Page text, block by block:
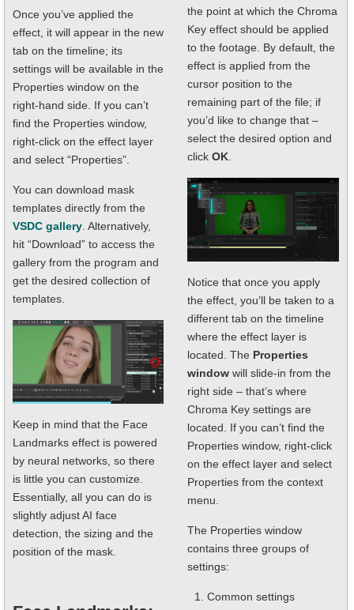
Once you’ve applied the
effect, it will appear in the new
tab on the timeline; its
settings will be available in the
Properties window on the
right-hand side. If you can’t
find the Properties window,
right-click on the effect layer
and select “Properties”.
You can download mask
templates directly from the
VSDC gallery. Alternatively,
hit “Download” to access the
gallery from the program and
get the desired collection of
templates.
Keep in mind that the Face
Landmarks effect is powered
by neural networks, so there
is little you can customize.
Essentially, all you can do is
slightly adjust AI face
detection, the sizing and the
position of the mask.
the point at which the Chroma
Key effect should be applied
to the footage. By default, the
effect is applied from the
cursor position to the
remaining part of the file; if
you’d like to change that –
select the desired option and
clickOK
Notice that once you apply
the effect, you’ll be taken to a
different tab on the timeline
where the effect layer is
located. The Properties
window will slide-in from the
right side – that’s where
Chroma Key settings are
located. If you can’t find the
Properties window, right-click
on the effect layer and select
Properties from the context
menu.
The Properties window
contains three groups of
settings:
Common settings